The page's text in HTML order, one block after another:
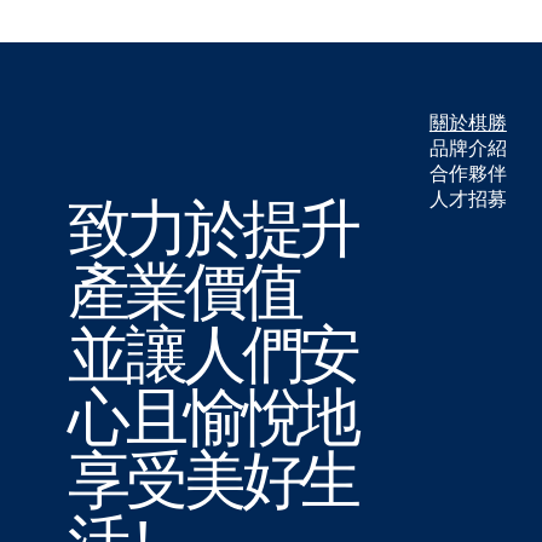
致力於提升
產業價值
並讓人們安
心且愉悅地
享受美好生
關於棋勝
品牌介紹
合作夥伴
​人才招募